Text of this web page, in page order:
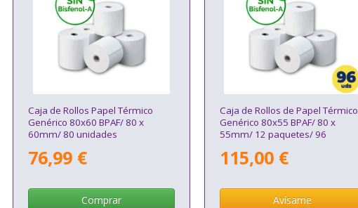
Caja de Rollos Papel Térmico
Genérico 80x60 BPAF/ 80 x
60mm/ 80 unidades
76,99 €
Comprar
Caja de Rollos de Papel Térmico
Genérico 80x55 BPAF/ 80 x
55mm/ 12 paquetes/ 96
115,00 €
Avísame